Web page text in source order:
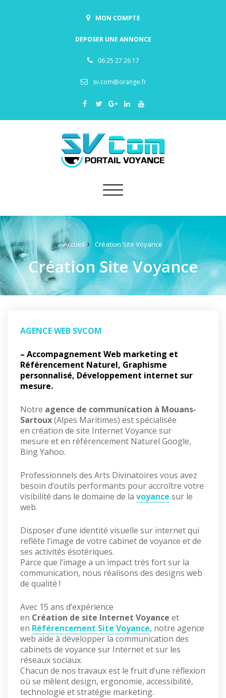
MON COMPTE
DEPOSER UNE ANNONCE
06 25 27 26 17
sv.com@orange.fr
Toggle
Accueil Création Site Voyance
Création Site Voyance
AGENCE WEB SVCOM
– Accompagnement Web marketing et
Référencement Naturel, Graphisme
personnalisé, Développement internet sur
mesure.
Notre agence de communication à Mouans-
Sartoux(Alpes Maritimes) est spécialisée
en création de site Internet Voyance sur
mesure et en référencement Naturel Google,
Bing Yahoo.
Professionnels des Arts Divinatoires vous avez
besoin d’outils performants pour accroître votre
visibilité dans le domaine de la voyance sur le
web.
Disposer d’une identité visuelle sur internet qui
reflète l’image de votre cabinet de voyance et de
ses activités ésotériques.
Parce que l’image a un impact très fort sur la
communication, nous réalisons des designs web
de qualité !
Avec 15 ans d’expérience
en Création de site Internet Voyance et
en Référencement Site Voyance, notre agence
web aide à développer la communication des
cabinets de voyance sur Internet et sur les
réseaux sociaux.
Chacun de nos travaux est le fruit d’une réflexion
où se mêlent design, ergonomie, accessibilité,
technologie et stratégie marketing.